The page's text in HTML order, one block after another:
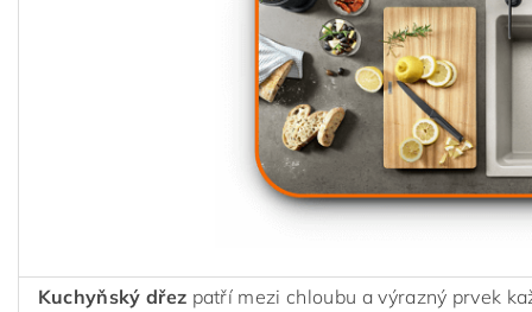
Kuchyňský dřez patří mezi chloubu a výrazný prvek